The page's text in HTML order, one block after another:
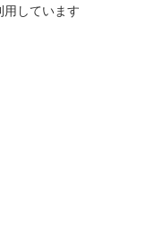
しています